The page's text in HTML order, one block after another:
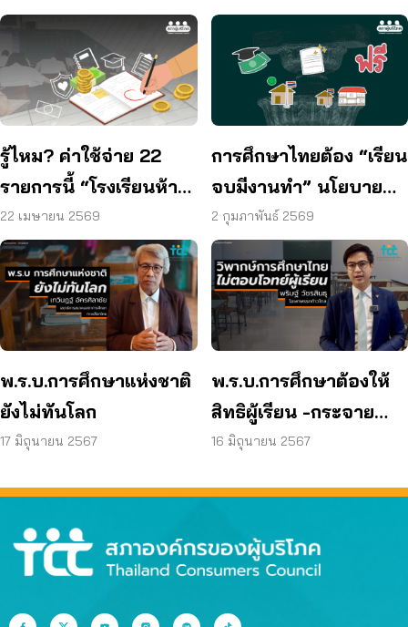
รู้ไหม? ค่าใช้จ่าย 22
รายการนี้ “โรงเรียนห้าม
เรียกเก็บ”
22 เมษายน 2569
การศึกษาไทยต้อง “เรียน
จบมีงานทำ” นโยบายที่ผู้
บริโภคต้องการมากที่สุด
2 กุมภาพันธ์ 2569
พ.ร.บ.การศึกษาแห่งชาติ
ยังไม่ทันโลก
17 มิถุนายน 2567
พ.ร.บ.การศึกษาต้องให้
สิทธิผู้เรียน -กระจาย
อำนาจ
16 มิถุนายน 2567